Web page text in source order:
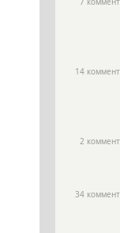
14
2
34